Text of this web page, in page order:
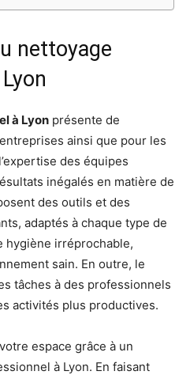
nettoyage
à Lyon présente de
ainsi que pour les
des équipes
inégalés en matière de
des outils et des
adaptés à chaque type de
hygiène irréprochable,
sain. En outre, le
tâches à des professionnels
activités plus productives.
espace grâce à un
à Lyon. En faisant